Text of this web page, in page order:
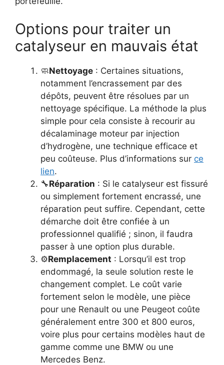
Options pour traiter un
catalyseur en mauvais état
🧼Nettoyage : Certaines situations,
notamment l’encrassement par des
dépôts, peuvent être résolues par un
nettoyage spécifique. La méthode la plus
simple pour cela consiste à recourir au
décalaminage moteur par injection
d’hydrogène, une technique efficace et
peu coûteuse. Plus d’informations sur ce
lien.
🔧Réparation : Si le catalyseur est fissuré
ou simplement fortement encrassé, une
réparation peut suffire. Cependant, cette
démarche doit être confiée à un
professionnel qualifié ; sinon, il faudra
passer à une option plus durable.
⚙️Remplacement : Lorsqu’il est trop
endommagé, la seule solution reste le
changement complet. Le coût varie
fortement selon le modèle, une pièce
pour une Renault ou une Peugeot coûte
généralement entre 300 et 800 euros,
voire plus pour certains modèles haut de
gamme comme une BMW ou une
Mercedes Benz.